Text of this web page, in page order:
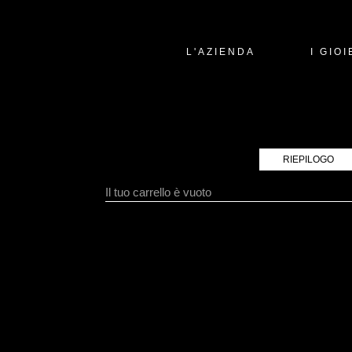
L'AZIENDA I
RIEPILOGO
Il tuo carrello è vuoto